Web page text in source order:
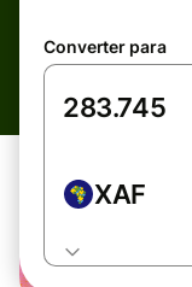
Converter para
XAF